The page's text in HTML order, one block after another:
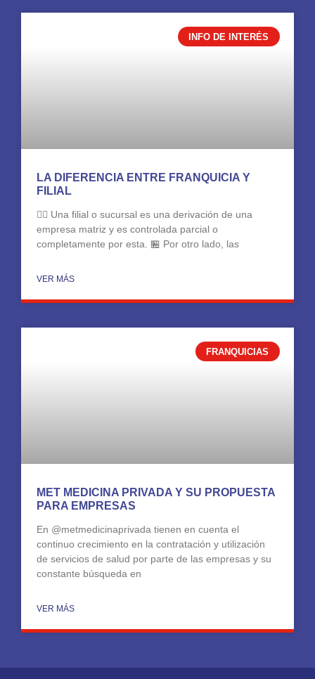
INFO DE INTERÉS
LA DIFERENCIA ENTRE FRANQUICIA Y
FILIAL
👉🏻 Una filial o sucursal es una derivación de una
empresa matriz y es controlada parcial o
completamente por esta. 🏪 Por otro lado, las
VER MÁS
FRANQUICIAS
MET MEDICINA PRIVADA Y SU PROPUESTA
PARA EMPRESAS
En @metmedicinaprivada tienen en cuenta el
continuo crecimiento en la contratación y utilización
de servicios de salud por parte de las empresas y su
constante búsqueda en
VER MÁS